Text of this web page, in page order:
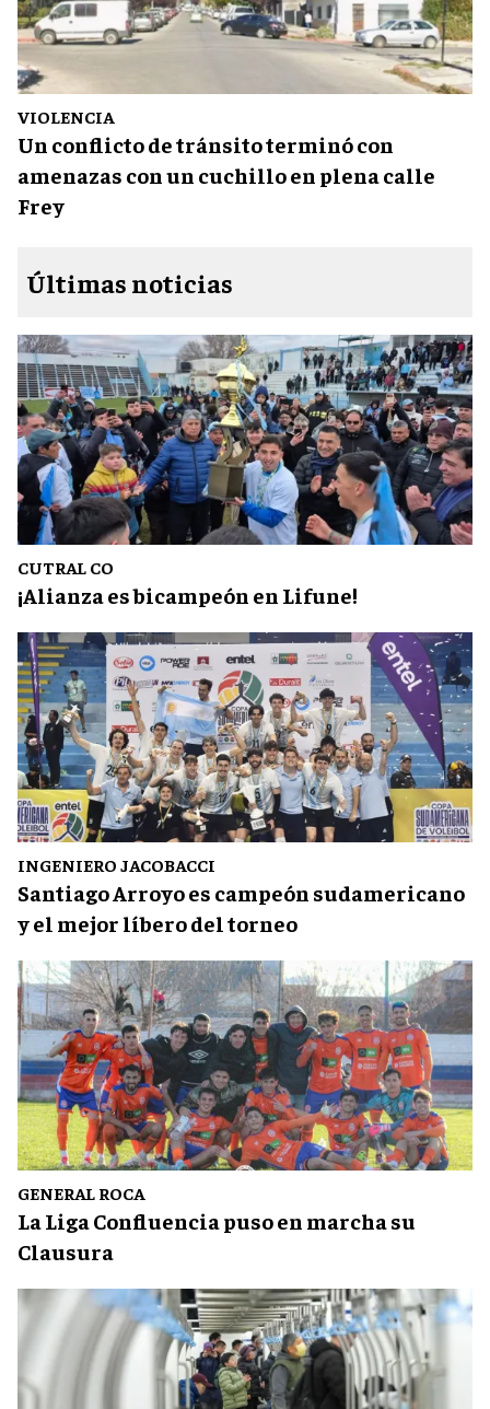
VIOLENCIA
Un conflicto de tránsito terminó con
amenazas con un cuchillo en plena calle
Frey
Últimas noticias
CUTRAL CO
¡Alianza es bicampeón en Lifune!
INGENIERO JACOBACCI
Santiago Arroyo es campeón sudamericano
y el mejor líbero del torneo
GENERAL ROCA
La Liga Confluencia puso en marcha su
Clausura